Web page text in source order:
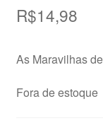
R$14,98
As Maravilhas
Fora de estoque